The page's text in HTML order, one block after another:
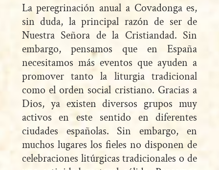
La peregrinación anual a Covadonga es,
sin duda, la principal razón de ser de
Nuestra Señora de la Cristiandad. Sin
embargo, pensamos que en España
necesitamos más eventos que ayuden a
promover tanto la liturgia tradicional
como el orden social cristiano. Gracias a
Dios, ya existen diversos grupos muy
activos en este sentido en diferentes
ciudades españolas. Sin embargo, en
muchos lugares los fieles no disponen de
celebraciones litúrgicas tradicionales o de